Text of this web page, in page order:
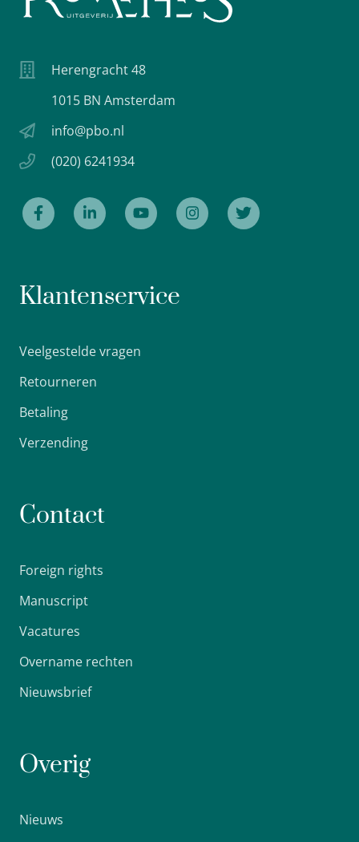
Herengracht 48
1015 BN Amsterdam
info@pbo.nl
(020) 6241934
Klantenservice
Veelgestelde vragen
Retourneren
Betaling
Verzending
Contact
Foreign rights
Manuscript
Vacatures
Overname rechten
Nieuwsbrief
Overig
Nieuws